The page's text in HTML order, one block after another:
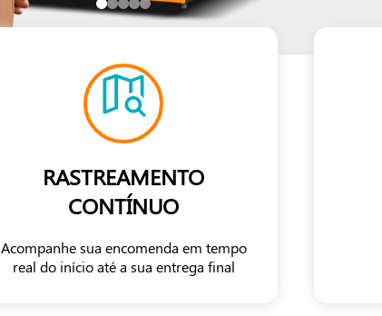
RASTREAMENTO
CONTÍNUO
Acompanhe sua encomenda em tempo
real do início até a sua entrega final